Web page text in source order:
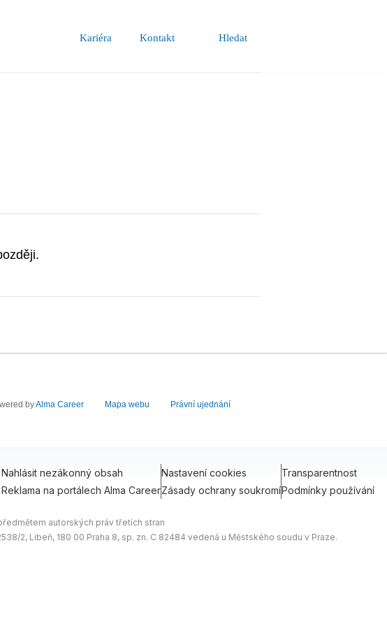
Kariéra Kontakt Hledat
byAlma Career Mapa webu Právní ujednání
Nahlásit nezákonný obsah Nastavení cookies
Transparentnost
Reklama na portálech Alma CareerZásady ochrany soukromíPodmínky používání
autorských práv třetích stran
2, Libeň, 180 00 Praha 8, sp. zn. C 82484 vedená u Městského soudu v Praze.